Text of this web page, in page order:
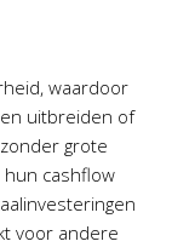
waardoor
uitbreiden of
grote
cashflow
voor andere